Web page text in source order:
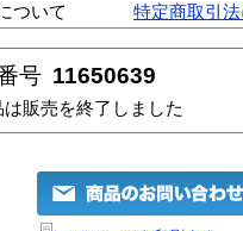
ついて
特定商取引
号 11650639
は販売を終了しました